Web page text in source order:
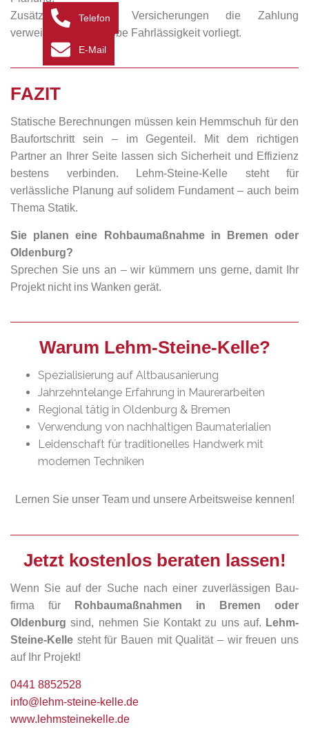
Zusätzlich können Versicherungen die Zahlung
verweigern, wenn grobe Fahrlässigkeit vorliegt.
FAZIT
Statische Berechnungen müssen kein Hemmschuh für den
Baufortschritt sein – im Gegenteil. Mit dem richtigen
Partner an Ihrer Seite lassen sich Sicherheit und Effizienz
bestens verbinden. Lehm-Steine-Kelle steht für
verlässliche Planung auf solidem Fundament – auch beim
Thema Statik.
Sie planen eine Rohbaumaßnahme in Bremen oder
Oldenburg?
Sprechen Sie uns an – wir kümmern uns gerne, damit Ihr
Projekt nicht ins Wanken gerät.
Warum Lehm-Steine-Kelle?
Spezialisierung auf Altbausanierung
Jahrzehntelange Erfahrung in Maurerarbeiten
Regional tätig in Oldenburg & Bremen
Verwendung von nachhaltigen Baumaterialien
Leidenschaft für traditionelles Handwerk mit
modernen Techniken
Lernen Sie unser Team und unsere Arbeitsweise kennen!
Jetzt kostenlos beraten lassen!
Wenn Sie auf der Suche nach einer zuverlässigen Bau­
firma für
Rohbaumaßnahmen in Bremen oder
Oldenburg sind, nehmen Sie Kontakt zu uns auf. Lehm-
Steine-Kelle steht für Bauen mit Qualität – wir freuen uns
auf Ihr Projekt!
0441 8852528
info@lehm-steine-kelle.de
www.lehmsteinekelle.de
Telefon
E-Mail